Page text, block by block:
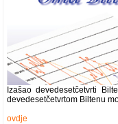
Izašao devedesetčetvrti
devedesetčetvrtom Biltenu
ovdje